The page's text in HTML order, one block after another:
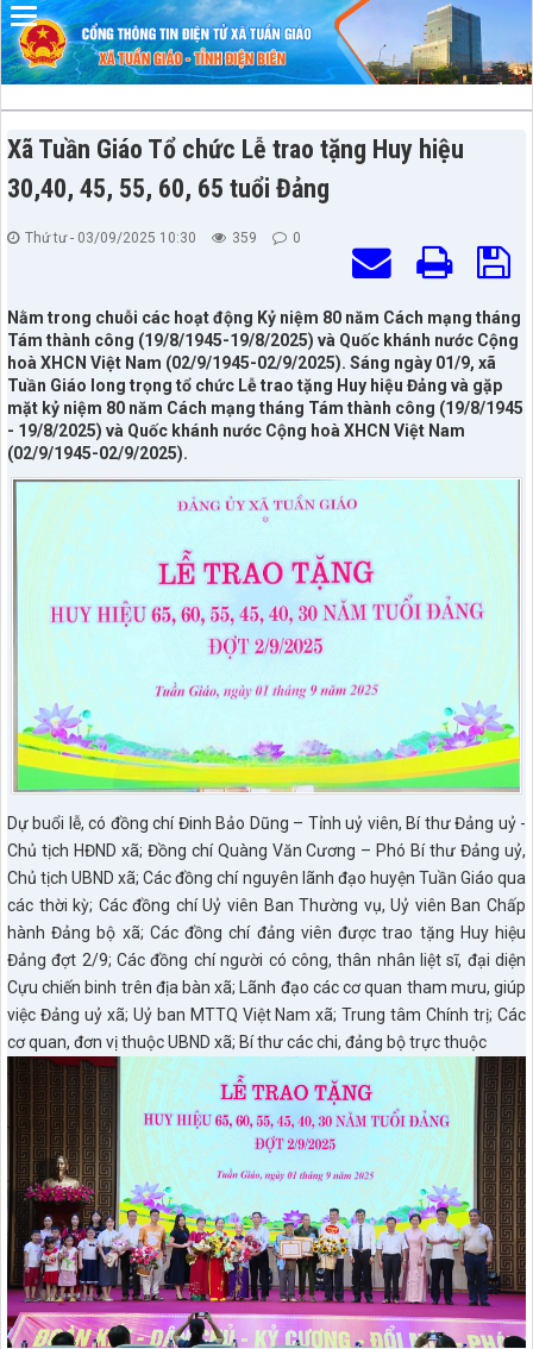
Xã Tuần Giáo Tổ chức Lễ trao tặng Huy hiệu
30,40, 45, 55, 60, 65 tuổi Đảng
Thứ tư - 03/09/2025 10:30 359 0
Nằm trong chuỗi các hoạt động Kỷ niệm 80 năm Cách mạng tháng
Tám thành công (19/8/1945-19/8/2025) và Quốc khánh nước Cộng
hoà XHCN Việt Nam (02/9/1945-02/9/2025). Sáng ngày 01/9, xã
Tuần Giáo long trọng tổ chức Lễ trao tặng Huy hiệu Đảng và gặp
mặt kỷ niệm 80 năm Cách mạng tháng Tám thành công (19/8/1945
- 19/8/2025) và Quốc khánh nước Cộng hoà XHCN Việt Nam
(02/9/1945-02/9/2025).
Dự buổi lễ, có đồng chí Đinh Bảo Dũng – Tỉnh uỷ viên, Bí thư Đảng uỷ -
Chủ tịch HĐND xã; Đồng chí Quàng Văn Cương – Phó Bí thư Đảng uỷ,
Chủ tịch UBND xã; Các đồng chí nguyên lãnh đạo huyện Tuần Giáo qua
các thời kỳ; Các đồng chí Uỷ viên Ban Thường vụ, Uỷ viên Ban Chấp
hành Đảng bộ xã; Các đồng chí đảng viên được trao tặng Huy hiệu
Đảng đợt 2/9; Các đồng chí người có công, thân nhân liệt sĩ, đại diện
Cựu chiến binh trên địa bàn xã; Lãnh đạo các cơ quan tham mưu, giúp
việc Đảng uỷ xã; Uỷ ban MTTQ Việt Nam xã; Trung tâm Chính trị; Các
cơ quan, đơn vị thuộc UBND xã; Bí thư các chi, đảng bộ trựcthuộc
Đã kết nối EMC